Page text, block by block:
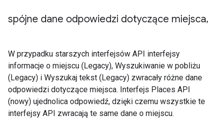
spójne dane odpowiedzi dotyczące miejsca,
W przypadku starszych interfejsów API interfejsy
informacje o miejscu (Legacy), Wyszukiwanie w pobliżu
(Legacy) i Wyszukaj tekst (Legacy) zwracały różne dane
odpowiedzi dotyczące miejsca. Interfejs Places API
(nowy) ujednolica odpowiedź, dzięki czemu wszystkie te
interfejsy API zwracają te same dane o miejscu.